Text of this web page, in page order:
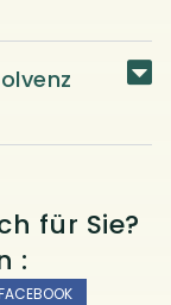
für Sie?
: